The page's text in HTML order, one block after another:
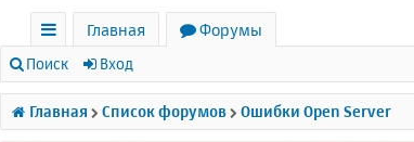
с
ы
л
Главная
Форумы
Поиск Вход
Главная Список форумов Ошибки Open Server